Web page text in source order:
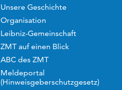
Unsere Geschichte
Organisation
Leibniz-Gemeinschaft
ZMT auf einen Blick
ABC des ZMT
Meldeportal
(Hinweisgeberschutzgesetz)